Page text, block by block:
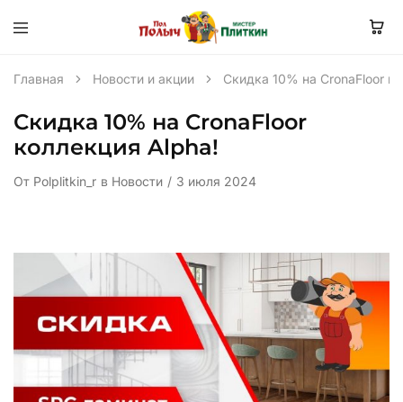
Главная Новости и акции Скидка 10% на CronaFloor
Скидка 10% на CronaFloor
коллекция Alpha!
От Polplitkin_r в Новости 3 июля 2024